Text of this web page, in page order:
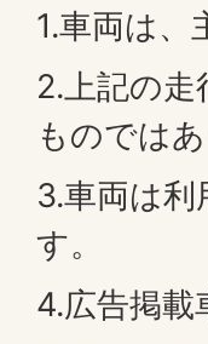
1.車両は、
2.上記の
ものでは
3.車両は利
す。
4.広告掲